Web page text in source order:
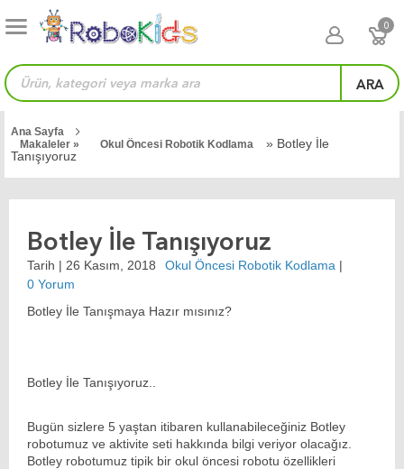
ARA
0
Ana Sayfa
Makaleler »
Okul Öncesi Robotik Kodlama
» Botley İle
Tanışıyoruz
Botley İle Tanışıyoruz
Tarih | 26 Kasım, 2018 Okul Öncesi Robotik Kodlama |
0 Yorum
Botley İle Tanışmaya Hazır mısınız?
Botley İle Tanışıyoruz..
Bugün sizlere 5 yaştan itibaren kullanabileceğiniz Botley
robotumuz ve aktivite seti hakkında bilgi veriyor olacağız.
Botley robotumuz tipik bir okul öncesi robotu özellikleri